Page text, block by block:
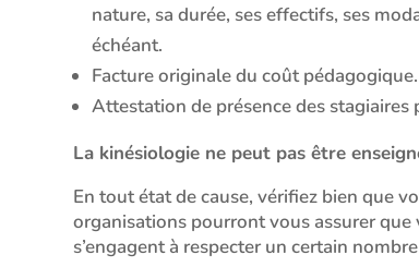
nature, sa durée, ses effectifs, ses
échéant.
Facture originale du coût pédagogique.
Attestation de présence des stagiaires
La kinésiologie ne peut pas être
En tout état de cause, vérifiez bien que
organisations pourront vous assurer
s’engagent à respecter un certain